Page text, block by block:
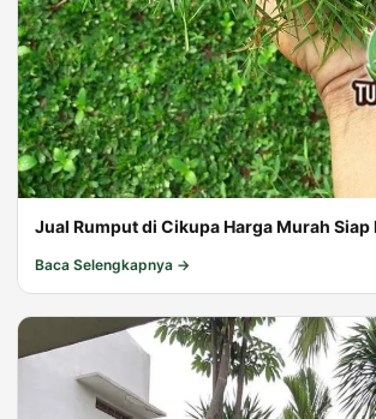
Jual Rumput di Cikupa Harga Murah Siap
Baca Selengkapnya →